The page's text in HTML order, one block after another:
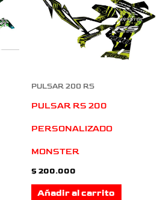
PULSAR 200 RS
PULSAR RS 200
PERSONALIZADO
MONSTER
$ 200.000
Añadir al carrito